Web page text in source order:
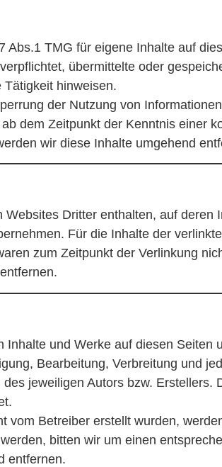
Abs.1 TMG für eigene Inhalte auf
übermittelte oder
hinweisen.
der Nutzung von
dem Zeitpunkt der Kenntnis einer
wir diese Inhalte umgehend
Dritter enthalten, auf
Für die Inhalte der
zum Zeitpunkt der Verlinkung
Inhalte und Werke auf diesen
Bearbeitung, Verbreitung und
jeweiligen Autors bzw.
vom Betreiber erstellt wurden,
bitten wir um einen
entfernen.